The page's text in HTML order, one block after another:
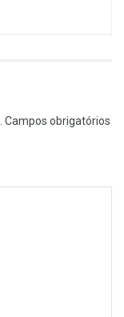
Campos obrigatórios